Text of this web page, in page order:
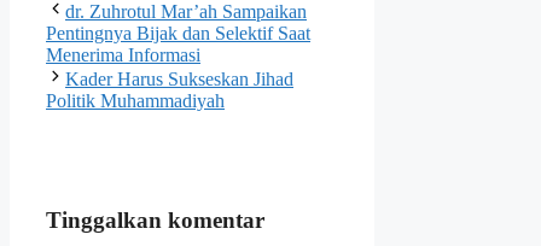
dr. Zuhrotul Mar’ah Sampaikan
Pentingnya Bijak dan Selektif Saat
Menerima Informasi
Kader Harus Sukseskan Jihad
Politik Muhammadiyah
Tinggalkan komentar